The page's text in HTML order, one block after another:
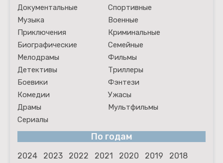
Документальные
Спортивные
Музыка
Военные
Приключения
Криминальные
Биографические
Семейные
Мелодрамы
Фильмы
Детективы
Триллеры
Боевики
Фэнтези
Комедии
Ужасы
Драмы
Мультфильмы
Сериалы
По годам
2024 2023 2022 2021 2020 2019
2018